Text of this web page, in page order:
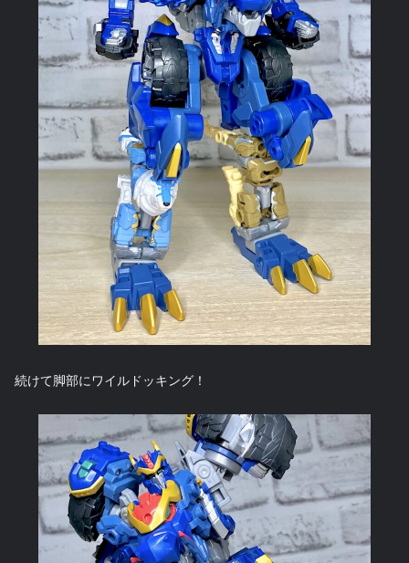
続けて脚部にワイルドッキング！